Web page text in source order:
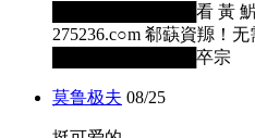
████████████看 黃 魸
275236.c○m 郗蒛資羱！
████████████卒宗
莫鲁极夫 08/25